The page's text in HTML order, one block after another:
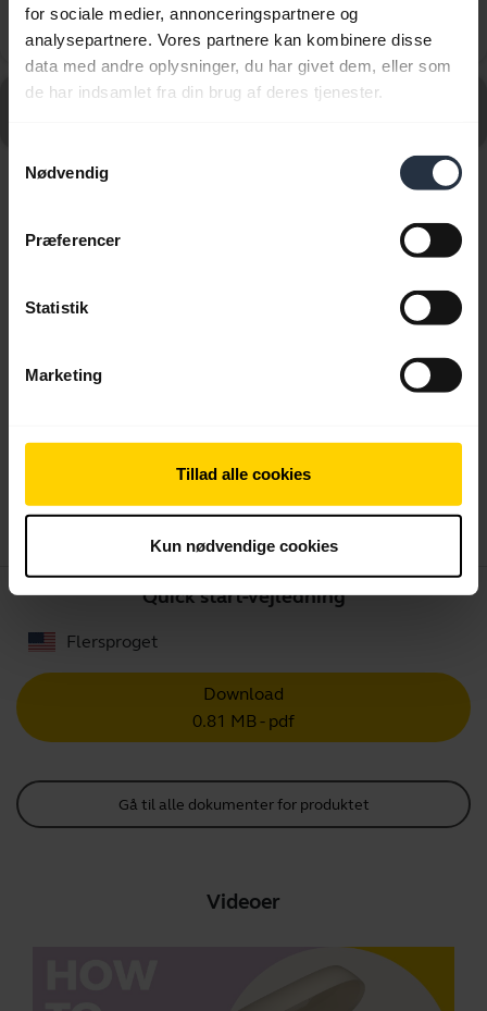
for sociale medier, annonceringspartnere og
analysepartnere. Vores partnere kan kombinere disse
data med andre oplysninger, du har givet dem, eller som
de har indsamlet fra din brug af deres tjenester.
Nødvendig
Præferencer
Statistik
Marketing
Tillad alle cookies
Kun nødvendige cookies
smartphone, mens jeg stadig er inden for Bluetooth-
rækkevidde?
Gå til alle ofte stillede spørgsmål for Jabra Elite 5 –
Dansk expand_more
Download
Quick start-vejledning
Flersproget
Download
0.81 MB - pdf
Gå til alle dokumenter for produktet
Videoer